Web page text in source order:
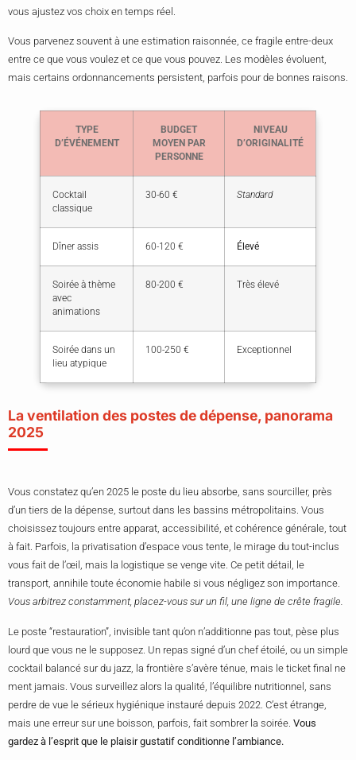
vous ajustez vos choix en temps réel.
Vous parvenez souvent à une estimation raisonnée, ce fragile entre-deux
entre ce que vous voulez et ce que vous pouvez. Les modèles évoluent,
mais certains ordonnancements persistent, parfois pour de bonnes raisons.
TYPE
D’ÉVÉNEMENT
BUDGET
MOYEN PAR
PERSONNE
NIVEAU
D’ORIGINALITÉ
Cocktail
classique
30-60 € Standard
Dîner assis 60-120 € Élevé
Soirée à thème
avec
animations
80-200 € Très élevé
Soirée dans un
lieu atypique
100-250 € Exceptionnel
La ventilation des postes de dépense, panorama
2025
Vous constatez qu’en 2025 le poste du lieu absorbe, sans sourciller, près
d’un tiers de la dépense, surtout dans les bassins métropolitains. Vous
choisissez toujours entre apparat, accessibilité, et cohérence générale, tout
à fait. Parfois, la privatisation d’espace vous tente, le mirage du tout-inclus
vous fait de l’œil, mais la logistique se venge vite. Ce petit détail, le
transport, annihile toute économie habile si vous négligez son importance.
Vous arbitrez constamment, placez-vous sur un fil, une ligne de crête fragile.
Le poste “restauration”, invisible tant qu’on n’additionne pas tout, pèse plus
lourd que vous ne le supposez. Un repas signé d’un chef étoilé, ou un simple
cocktail balancé sur du jazz, la frontière s’avère ténue, mais le ticket final ne
ment jamais. Vous surveillez alors la qualité, l’équilibre nutritionnel, sans
perdre de vue le sérieux hygiénique instauré depuis 2022. C’est étrange,
mais une erreur sur une boisson, parfois, fait sombrer la soirée. Vous
gardez à l’esprit que le plaisir gustatif conditionne l’ambiance.